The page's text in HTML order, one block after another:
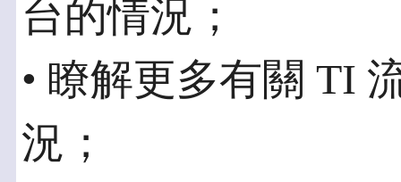
台的情況；
• 瞭解更多有關 TI
況；